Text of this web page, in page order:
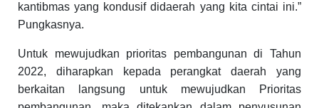
kantibmas yang kondusif didaerah yang kita cintai ini.”
Pungkasnya.
Untuk mewujudkan prioritas pembangunan di Tahun
2022, diharapkan kepada perangkat daerah yang
berkaitan langsung untuk mewujudkan Prioritas